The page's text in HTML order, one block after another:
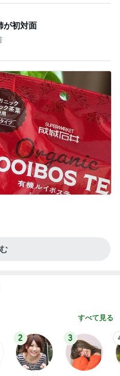
が初対面
すべて見る
2 3